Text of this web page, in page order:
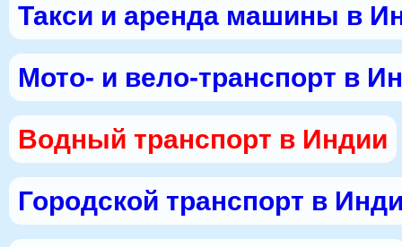
Такси и аренда машины в
Мото- и вело-транспорт в
Водный транспорт в Индии
Городской транспорт в